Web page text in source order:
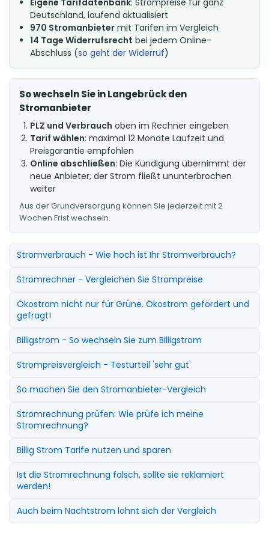
Deutschland, laufend aktualisiert
970 Stromanbieter mit Tarifen im Vergleich
14 Tage Widerrufsrecht bei jedem Online-
Abschluss (so geht der Widerruf)
So wechseln Sie in Langebrück den
Stromanbieter
PLZ und Verbrauch oben im Rechner eingeben
Tarif wählen: maximal 12 Monate Laufzeit und
Preisgarantie empfohlen
Online abschließen: Die Kündigung übernimmt der
neue Anbieter, der Strom fließt ununterbrochen
weiter
Aus der Grundversorgung können Sie jederzeit mit 2
Wochen Frist wechseln.
Stromverbrauch - Wie hoch ist Ihr Stromverbrauch?
Stromrechner - Vergleichen Sie Strompreise
Ökostrom nicht nur für Grüne. Ökostrom gefördert und
gefragt!
Billigstrom - So wechseln Sie zum Billigstrom
Strompreisvergleich - Testurteil 'sehr gut'
So machen Sie den Stromanbieter-Vergleich
Stromrechnung prüfen: Wie prüfe ich meine
Stromrechnung?
Billig Strom Tarife nutzen und sparen
Ist die Stromrechnung falsch, sollte sie reklamiert
werden!
Auch beim Nachtstrom lohnt sich der Vergleich